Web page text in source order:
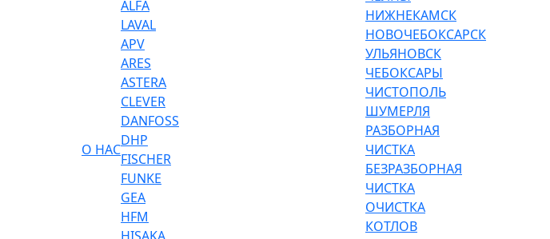
О НАС
ALFA
LAVAL
APV
ARES
ASTERA
CLEVER
DANFOSS
DHP
FISCHER
FUNKE
GEA
HFM
НИЖНЕКАМСК
НОВОЧЕБОКСАРСК
УЛЬЯНОВСК
ЧЕБОКСАРЫ
ЧИСТОПОЛЬ
ШУМЕРЛЯ
РАЗБОРНАЯ
ЧИСТКА
БЕЗРАЗБОРНАЯ
ЧИСТКА
ОЧИСТКА
КОТЛОВ